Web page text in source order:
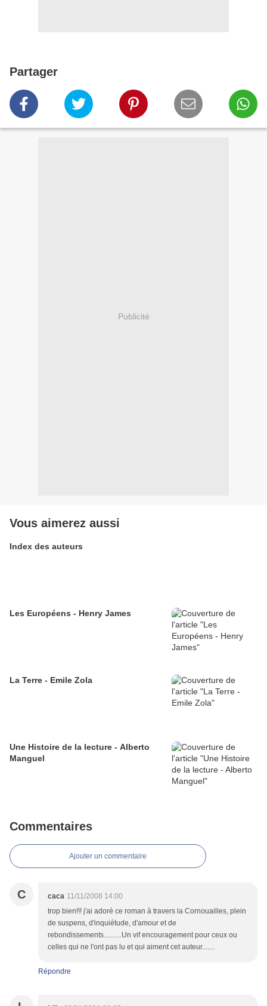
Partager
Publicité
Vous aimerez aussi
Index des auteurs
Les Européens - Henry James
La Terre - Emile Zola
Une Histoire de la lecture - Alberto
Manguel
Commentaires
Ajouter un commentaire
C caca 11/11/2008 14:00
trop bien!!! j'ai adoré ce roman à travers la Cornouailles, plein
de suspens, d'inquiétude, d'amour et de
rebondissements..........Un vif encouragement pour ceux ou
celles qui ne l'ont pas lu et qui aiment cet auteur.......
Répondre